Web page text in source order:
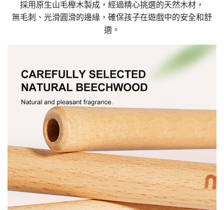
採用原生山毛櫸木製成，經過精心挑選的天然木材，
無毛刺、光滑圓滑的邊緣，確保孩子在遊戲中的安全和舒
適。